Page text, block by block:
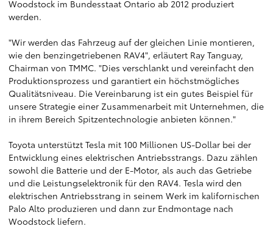
Woodstock im Bundesstaat Ontario ab 2012 produziert
werden.
"Wir werden das Fahrzeug auf der gleichen Linie montieren,
wie den benzingetriebenen RAV4", erläutert Ray Tanguay,
Chairman von TMMC. "Dies verschlankt und vereinfacht den
Produktionsprozess und garantiert ein höchstmögliches
Qualitätsniveau. Die Vereinbarung ist ein gutes Beispiel für
unsere Strategie einer Zusammenarbeit mit Unternehmen, die
in ihrem Bereich Spitzentechnologie anbieten können."
Toyota unterstützt Tesla mit 100 Millionen US-Dollar bei der
Entwicklung eines elektrischen Antriebsstrangs. Dazu zählen
sowohl die Batterie und der E-Motor, als auch das Getriebe
und die Leistungselektronik für den RAV4. Tesla wird den
elektrischen Antriebsstrang in seinem Werk im kalifornischen
Palo Alto produzieren und dann zur Endmontage nach
Woodstock liefern.